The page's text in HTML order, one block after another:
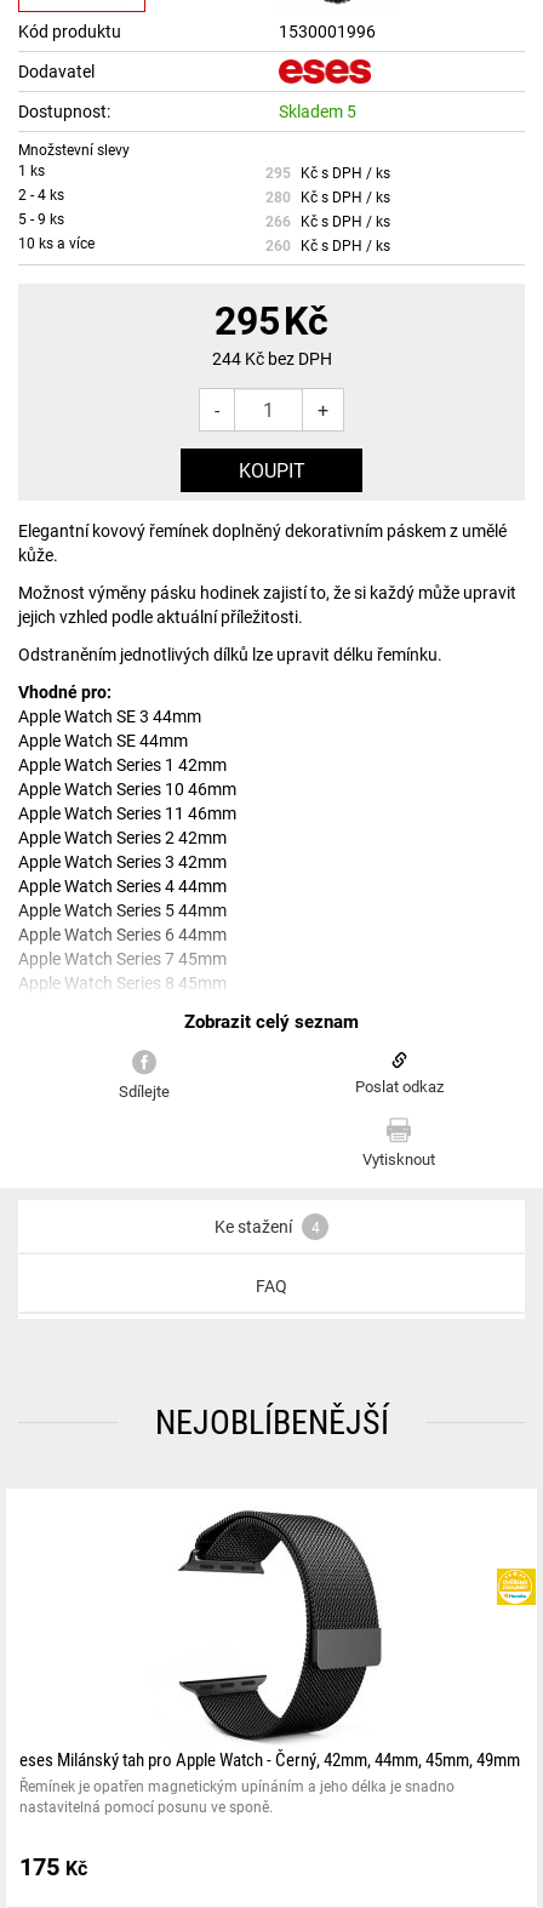
Kód produktu
1530001996
Dodavatel
Dostupnost:
Skladem 5
Množstevní slevy
1 ks
295
Kč s DPH / ks
2 - 4 ks
280
Kč s DPH / ks
5 - 9 ks
266 Kč s DPH / ks
10 ks a více
260 Kč s DPH / ks
295Kč
244 Kč bez DPH
- +
Elegantní kovový řemínek doplněný dekorativním páskem z umělé
kůže.
Možnost výměny pásku hodinek zajistí to, že si každý může upravit
jejich vzhled podle aktuální příležitosti.
Odstraněním jednotlivých dílků lze upravit délku řemínku.
Vhodné pro:
Apple Watch SE 3 44mm
Apple Watch SE 44mm
Apple Watch Series 1 42mm
Apple Watch Series 10 46mm
Apple Watch Series 11 46mm
Apple Watch Series 2 42mm
Apple Watch Series 3 42mm
Apple Watch Series 4 44mm
Apple Watch Series 5 44mm
Apple Watch Series 6 44mm
Apple Watch Series 7 45mm
Apple Watch Series 8 45mm
Apple Watch Ultra 2 49mm
Apple Watch Ultra 3 49mm
Apple Watch Ultra 49mm
Sdílejte Poslat odkaz
Vytisknout
Ke stažení 4
FAQ
NEJOBLÍBENĚJŠÍ
eses Milánský tah pro Apple Watch - Černý, 42mm, 44mm, 45mm, 49mm
Řemínek je opatřen magnetickým upínáním a jeho délka je snadno
nastavitelná pomocí posunu ve sponě.
175 Kč